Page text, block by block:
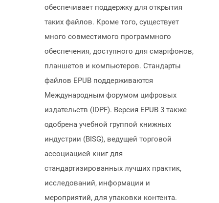
обеспечивает поддержку для открытия
таких файлов. Кроме того, существует
много совместимого программного
обеспечения, доступного для смартфонов,
планшетов и компьютеров. Стандарты
файлов EPUB поддерживаются
Международным форумом цифровых
издательств (IDPF). Версия EPUB 3 также
одобрена учебной группой книжных
индустрии (BISG), ведущей торговой
ассоциацией книг для
стандартизированных лучших практик,
исследований, информации и
мероприятий, для упаковки контента.